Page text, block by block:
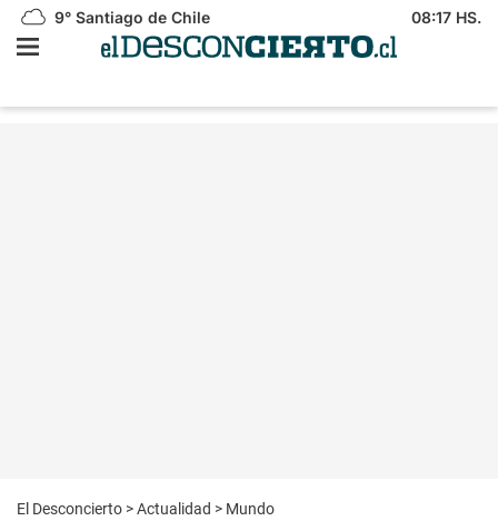
9° Santiago de Chile 08:17 HS.
El Desconcierto >Actualidad > Mundo